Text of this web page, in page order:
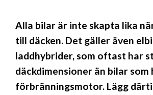
Alla bilar är inte skapta lika
till däcken. Det gäller även
laddhybrider, som oftast har
däckdimensioner än bilar som
förbränningsmotor. Lägg